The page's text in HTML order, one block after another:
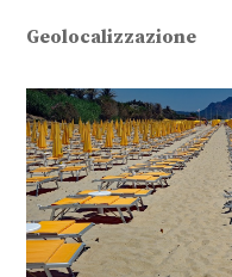
Geolocalizzazione